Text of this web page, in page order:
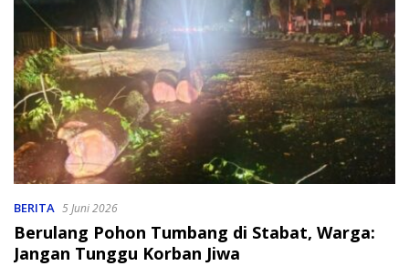
BERITA 5 Juni 2026
Berulang Pohon Tumbang di Stabat, Warga:
Jangan Tunggu Korban Jiwa